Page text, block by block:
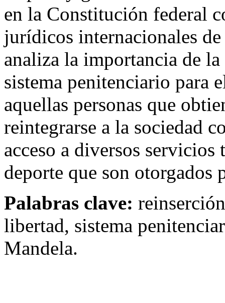
en la Constitución federal
jurídicos internacionales
analiza la importancia de
sistema penitenciario para
aquellas personas que
reintegrarse a la sociedad
acceso a diversos
deporte que son otorgados
Palabras clave:
libertad, sistema
Mandela.